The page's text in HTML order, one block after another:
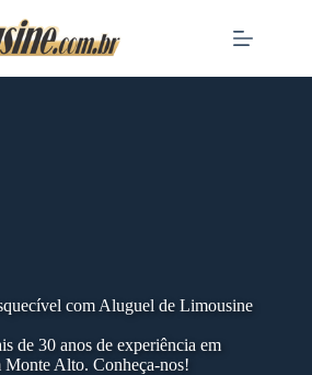
com Aluguel de Limousine
de 30 anos de experiência em
Alto. Conheça-nos!